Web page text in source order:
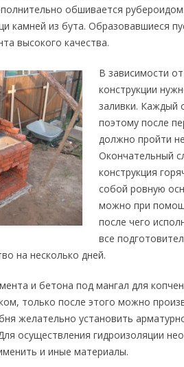
обшивается
камней из бута. Образовавшиеся
высокого качества.
В зависимости
конструкции
заливки. Каждый
поэтому после
должно пройти
Окончательный
конструкция
собой ровную
можно при
после чего
все
на несколько дней.
и бетона под мангал для
только после этого можно
желательно установить
осуществления гидроизоляции
и иные материалы.